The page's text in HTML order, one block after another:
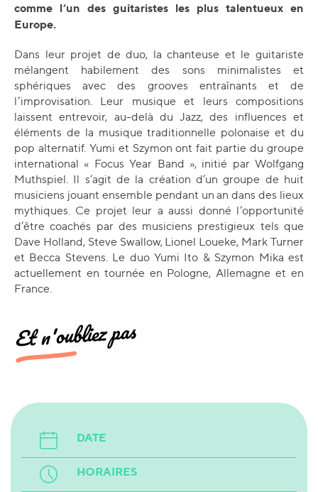
comme l’un des guitaristes les plus talentueux en
Europe.
Dans leur projet de duo, la chanteuse et le guitariste
mélangent habilement des sons minimalistes et
sphériques avec des grooves entraînants et de
l’improvisation. Leur musique et leurs compositions
laissent entrevoir, au-delà du Jazz, des influences et
éléments de la musique traditionnelle polonaise et du
pop alternatif. Yumi et Szymon ont fait partie du groupe
international « Focus Year Band », initié par Wolfgang
Muthspiel. Il s’agit de la création d’un groupe de huit
musiciens jouant ensemble pendant un an dans des lieux
mythiques. Ce projet leur a aussi donné l’opportunité
d’être coachés par des musiciens prestigieux tels que
Dave Holland, Steve Swallow, Lionel Loueke, Mark Turner
et Becca Stevens. Le duo Yumi Ito & Szymon Mika est
actuellement en tournée en Pologne, Allemagne et en
France.
Et n'oubliez pas
DATE
HORAIRES